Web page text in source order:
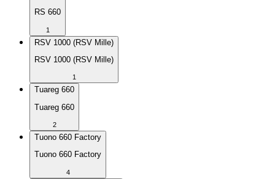
RS 660
1
RSV 1000 (RSV Mille)
RSV 1000 (RSV Mille)
1
Tuareg 660
Tuareg 660
2
Tuono 660 Factory
Tuono 660 Factory
4